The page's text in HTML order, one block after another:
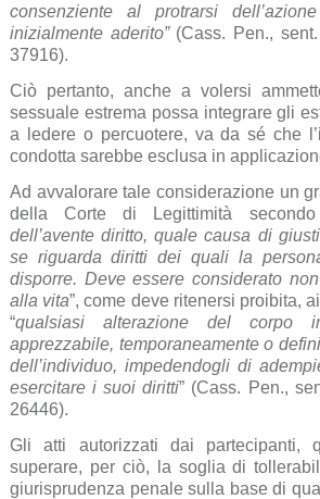
consenziente al protrarsi
inizialmente aderito” (Cass. Pen.,
37916).
Ciò pertanto, anche a volersi
sessuale estrema possa integrare gli
a ledere o percuotere, va da sé che
condotta sarebbe esclusa in
Ad avvalorare tale considerazione un
della Corte di Legittimità
dell’avente diritto, quale causa di
se riguarda diritti dei quali la
disporre. Deve essere considerato
alla vita”, come deve ritenersi proibita,
“qualsiasi alterazione del corpo
apprezzabile, temporaneamente o
dell’individuo, impedendogli di
esercitare i suoi diritti” (Cass. Pen.,
26446).
Gli atti autorizzati dai partecipanti,
superare, per ciò, la soglia di
giurisprudenza penale sulla base di